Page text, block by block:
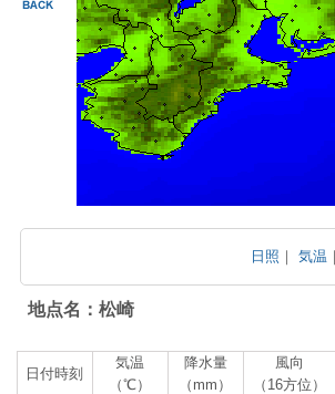
日照 ｜気温
地点名：松崎
日付時刻
気温
（℃）
降水量
（mm）
風向
（16方位）